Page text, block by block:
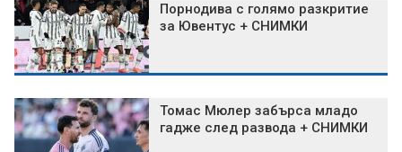
Порнодива с голямо разкритие
за Ювентус + СНИМКИ
Томас Мюлер забърса младо
гадже след развода + СНИМКИ